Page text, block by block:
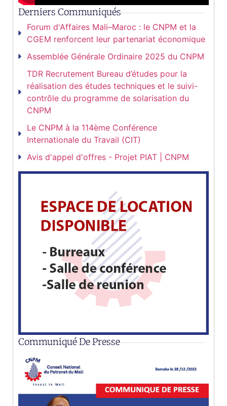
Derniers Communiqués
Forum d'Affaires Mali–Maroc : le CNPM et la
CGEM renforcent leur partenariat économique
Assemblée Générale Ordinaire 2025 du CNPM
TDR Recrutement Bureau d’études pour la
réalisation des études techniques et le suivi-
contrôle du programme de solarisation du
CNPM
Le CNPM à la 114ème Conférence
Internationale du Travail (CIT)
Avis d'appel d'offres - Projet PIAT | CNPM
Communiqué De Presse